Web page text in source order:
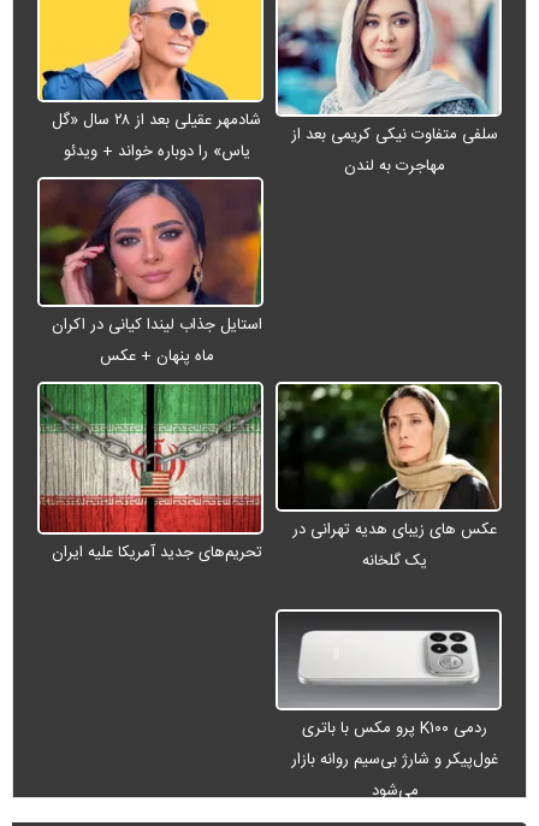
سلفی متفاوت نیکی کریمی بعد از
مهاجرت به لندن
شادمهر عقیلی بعد از ۲۸ سال «گل
یاس» را دوباره خواند + ویدئو
استایل جذاب لیندا کیانی در اکران
ماه پنهان + عکس
عکس های زیبای هدیه تهرانی در
یک گلخانه
تحریم‌های جدید آمریکا علیه ایران
ردمی K۱۰۰ پرو مکس با باتری
غول‌پیکر و شارژ بی‌سیم روانه بازار
می‌شود